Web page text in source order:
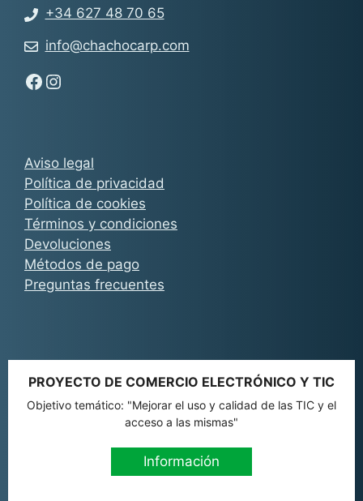
Aviso legal
Política de privacidad
Política de cookies
Términos y condiciones
Devoluciones
Métodos de pago
Preguntas frecuentes
+34 627 48 70 65
info@chachocarp.com
Síguenos en Facebook - Chachocarp
Síguenos en Instagram - Chachocarp
PROYECTO DE COMERCIO ELECTRÓNICO Y TIC
Objetivo temático: "Mejorar el uso y calidad de las TIC y el
acceso a las mismas"
Información